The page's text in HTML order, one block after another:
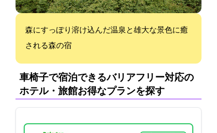
森にすっぽり溶け込んだ温泉と雄大な景色に癒
される森の宿
車椅子で宿泊できるバリアフリー対応の
ホテル・旅館:お得なプランを探す